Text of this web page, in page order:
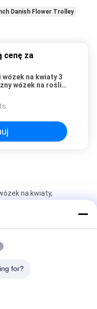
Danish Flower Trolley
cenę za
wózek na kwiaty 3
wózek na rośliny
na kwiaty,
żelaznej, stojak na
kwiaty H74,8 cala DC
for?